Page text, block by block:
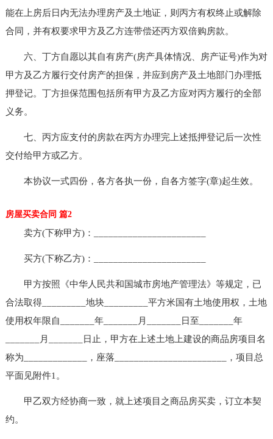
能在上房后日内无法办理房产及土地证，则丙方有权终止或解除
合同，并有权要求甲方及乙方连带偿还丙方双倍购房款。
六、丁方自愿以其自有房产(房产具体情况、房产证号)作为对
甲方及乙方履行交付房产的担保，并应到房产及土地部门办理抵
押登记。丁方担保范围包括所有甲方及乙方应对丙方履行的全部
义务。
七、丙方应支付的房款在丙方办理完上述抵押登记后一次性
交付给甲方或乙方。
本协议一式四份，各方各执一份，自各方签字(章)起生效。
房屋买卖合同 篇2
卖方(下称甲方)：_______________________
买方(下称乙方)：_______________________
甲方按照《中华人民共和国城市房地产管理法》等规定，已
合法取得_________地块_________平方米国有土地使用权，土地
使用权年限自_______年_______月_______日至_______年
_______月_______日止，甲方在上述土地上建设的商品房项目名
称为_____________，座落_______________________，项目总
平面见附件1。
甲乙双方经协商一致，就上述项目之商品房买卖，订立本契
约。